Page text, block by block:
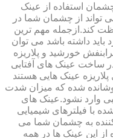
استفاده از عینک
تواند از چشمان شما در
کند.ازجمله مهم ترین
باید داشته باشد می توان
اشعه فرابنفش خورشید و پلاریزه
ساخت عینک های آفتابی
عینک هایی هستند
شده که میزان شدت
وارد نشود.عینک های
با فیلترهای شیمیایی
به چشمان شما می
از این عینک ها در همه